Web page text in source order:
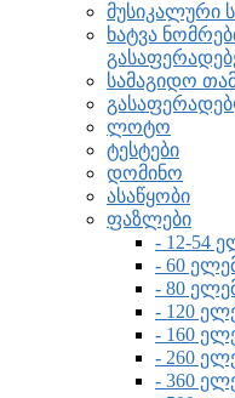
მუსიკალური
ხატვა
სამაგიდო
ლოტო
ტესტები
დომინო
ასაწყობი
ფაზლები
- 12-54
- 60
- 80
- 120
- 160
- 260
- 360